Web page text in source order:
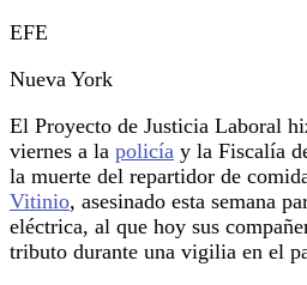
EFE
Nueva York
El Proyecto de Justicia Laboral
viernes a la policía y la Fiscalía
la muerte del repartidor de
Vitinio, asesinado esta semana
eléctrica, al que hoy sus
tributo durante una vigilia en el